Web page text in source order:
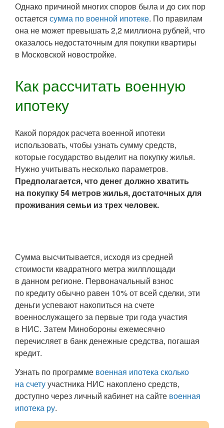
Однако причиной многих споров была и до сих пор
остается сумма по военной ипотеке. По правилам
она не может превышать 2,2 миллиона рублей, что
оказалось недостаточным для покупки квартиры
в Московской новостройке.
Как рассчитать военную
ипотеку
Какой порядок расчета военной ипотеки
использовать, чтобы узнать сумму средств,
которые государство выделит на покупку жилья.
Нужно учитывать несколько параметров.
Предполагается, что денег должно хватить
на покупку 54 метров жилья, достаточных для
проживания семьи из трех человек.
Сумма высчитывается, исходя из средней
стоимости квадратного метра жилплощади
в данном регионе. Первоначальный взнос
по кредиту обычно равен 10% от всей сделки, эти
деньги успевают накопиться на счете
военнослужащего за первые три года участия
в НИС. Затем Минобороны ежемесячно
перечисляет в банк денежные средства, погашая
кредит.
Узнать по программе военная ипотека сколько
на счетуучастника НИС накоплено средств,
доступно через личный кабинет на сайте военная
ипотека ру.